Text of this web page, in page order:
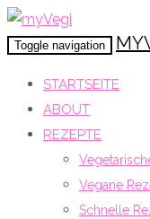
Toggle navigation
STARTSEITE
ABOUT
REZEPTE
Vegane
Schnelle